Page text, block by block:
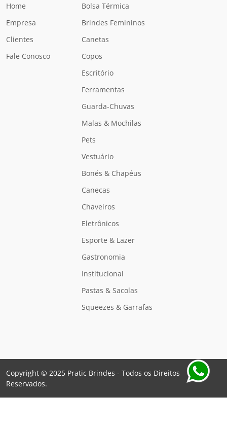
Home
Empresa
Clientes
Fale Conosco
Bolsa Térmica
Brindes Femininos
Canetas
Copos
Escritório
Ferramentas
Guarda-Chuvas
Malas & Mochilas
Pets
Vestuário
Bonés & Chapéus
Canecas
Chaveiros
Eletrônicos
Esporte & Lazer
Gastronomia
Institucional
Pastas & Sacolas
Squeezes & Garrafas
Copyright © 2025 Pratic Brindes - Todos os Direitos
Reservados.